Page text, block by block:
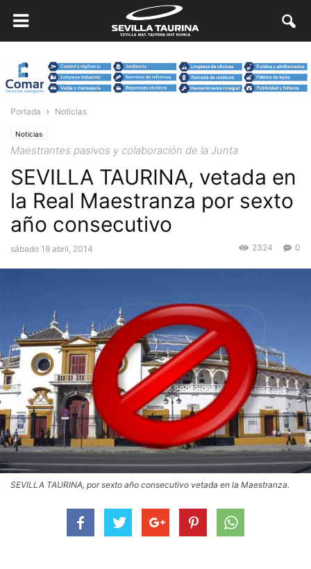
Portada Noticias
Noticias
Maestrantes pasivos y colaboración de la Junta
SEVILLA TAURINA, vetada en
la Real Maestranza por sexto
año consecutivo
sábado 19 abril, 2014 0
2324
SEVILLA TAURINA, por sexto año consecutivo vetada en la Maestranza.